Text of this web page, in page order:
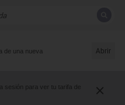
de una nueva
Abrir
sesión para ver tu tarifa de
de la búsqueda